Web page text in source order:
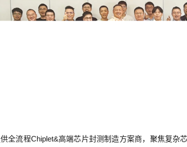
全流程Chiplet&高端芯片封测制造方案商，聚焦复杂